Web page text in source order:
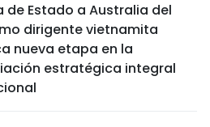
de Estado a Australia del
dirigente vietnamita
nueva etapa en la
estratégica integral